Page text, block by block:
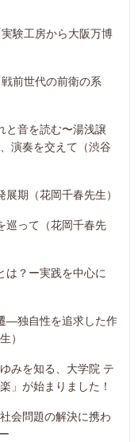
験工房から大阪万博
前世代の前衛の系
と音を読む〜湯浅譲
演奏を交えて（渋谷
期（花岡千春先生）
巡って（花岡千春先
は？ー実践を中心に
―独自性を追求した作
）
みを知る、大学院 テ
」が始まりました！
会問題の解決に携わ